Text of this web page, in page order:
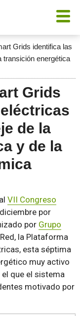
Grids identifica las
transición energética
Grids
de la
y de la
VII Congreso
por
por Grupo
la Plataforma
esta séptima
muy activo
que el sistema
motivado por